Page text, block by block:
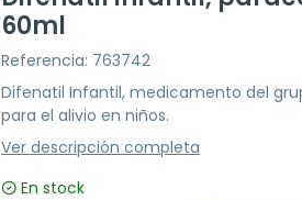
60ml
Referencia: 763742
Difenatil Infantil, medicamento del
para el alivio en niños.
Ver descripción completa
En stock